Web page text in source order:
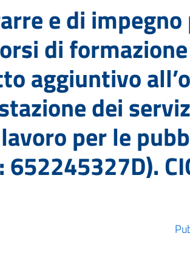
e di impegno
di
aggiuntivo
dei
per le